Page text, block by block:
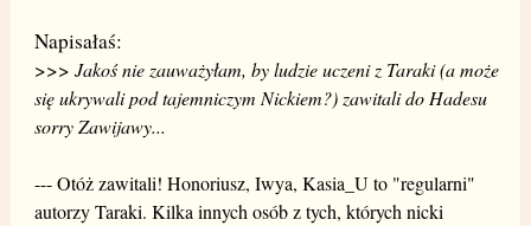
Napisałaś:
>>> Jakoś nie zauważyłam, by ludzie uczeni z Taraki (a może
się ukrywali pod tajemniczym Nickiem?) zawitali do Hadesu
sorry Zawijawy...
--- Otóż zawitali! Honoriusz, Iwya, Kasia_U to "regularni"
autorzy Taraki. Kilka innych osób z tych, których nicki